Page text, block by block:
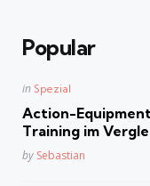
Popular
Posted
in Spezial
Action-
Training im
Posted
by Sebastian